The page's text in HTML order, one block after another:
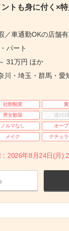
トも身に付く×
／車通勤OKの店舗
パート
31万円 ほか
川・埼玉・群馬・愛
社割制度
男女歓迎 週3日
ノルマなし オー
メイク ナチュ
2026年8月24日(月)